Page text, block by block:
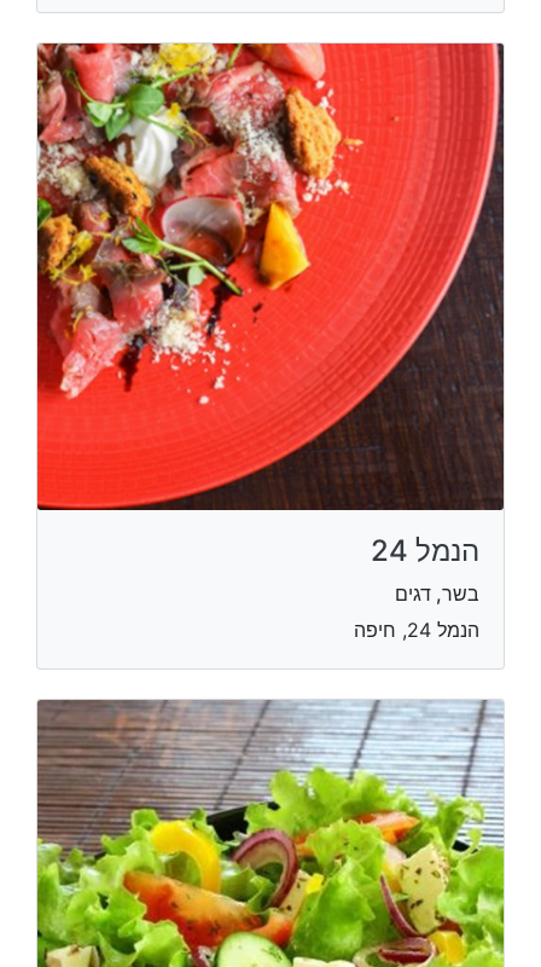
הנמל 24
בשר, דגים
הנמל 24, חיפה